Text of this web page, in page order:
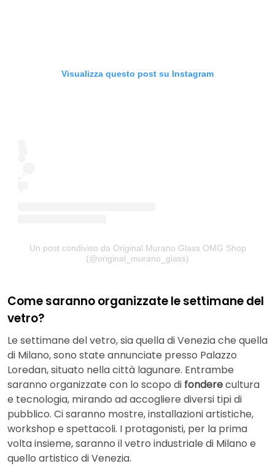
Visualizza questo post su Instagram
Un post condiviso da Original Murano Glass OMG Shop
(@original_murano_glass)
Come saranno organizzate le settimane del
vetro?
Le settimane del vetro, sia quella di Venezia che quella
di Milano, sono state annunciate presso Palazzo
Loredan, situato nella città lagunare. Entrambe
saranno organizzate con lo scopo di fonderecultura
e tecnologia, mirando ad accogliere diversi tipi di
pubblico. Ci saranno mostre, installazioni artistiche,
workshop e spettacoli. I protagonisti, per la prima
volta insieme, saranno il vetro industriale di Milano e
quello artistico di Venezia.